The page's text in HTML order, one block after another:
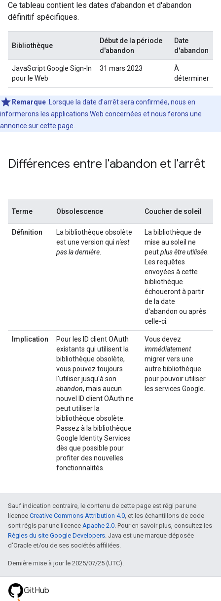
Ce tableau contient les dates d'abandon et d'abandon
définitif spécifiques.
Bibliothèque
Début de la période
d'abandon
Date
d'abandon
JavaScript Google Sign-In
pour le Web
31 mars 2023
À
déterminer
Remarque :Lorsque la date d'arrêt sera confirmée, nous en
informerons les applications Web concernées et nous ferons une
annonce sur cette page.
Différences entre l'abandon et l'arrêt
Terme Obsolescence Coucher de soleil
Définition
La bibliothèque obsolète
est une version qui n'est
pas la dernière
La bibliothèque de
mise au soleil ne
peutplus être utilisée
Les requêtes
envoyées à cette
bibliothèque
échoueront à partir
de la date
d'abandon ou après
celle-ci.
Implication
Pour les ID client OAuth
existants qui utilisent la
bibliothèque obsolète,
vous pouvez toujours
l'utiliser jusqu'à son
abandon, mais aucun
nouvel ID client OAuth ne
peut utiliser la
bibliothèque obsolète.
Passez à la bibliothèque
Google Identity Services
dès que possible pour
profiter des nouvelles
fonctionnalités.
Vous devez
immédiatement
migrer vers une
autre bibliothèque
pour pouvoir utiliser
les services Google.
Sauf indication contraire, le contenu de cette page est régi par une
licence Creative Commons Attribution 4.0, et les échantillons de code
sont régis par une licence Apache 2.0. Pour en savoir plus, consultez les
Règles du site Google Developers. Java est une marque déposée
d'Oracle et/ou de ses sociétés affiliées.
Dernière mise à jour le 2025/07/25 (UTC).
GitHub